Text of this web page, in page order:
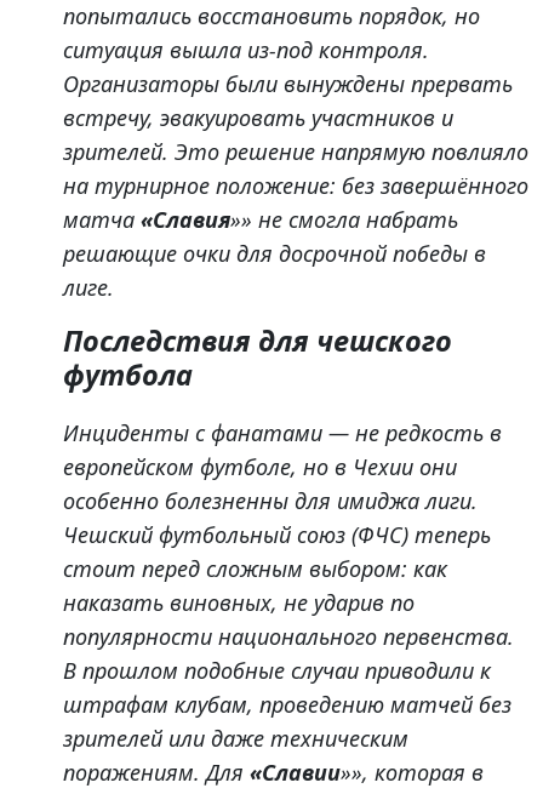
попытались восстановить порядок, но
ситуация вышла из-под контроля.
Организаторы были вынуждены прервать
встречу, эвакуировать участников и
зрителей. Это решение напрямую повлияло
на турнирное положение: без завершённого
матча «Славия»» не смогла набрать
решающие очки для досрочной победы в
лиге.
Последствия для чешского
футбола
Инциденты с фанатами — не редкость в
европейском футболе, но в Чехии они
особенно болезненны для имиджа лиги.
Чешский футбольный союз (ФЧС) теперь
стоит перед сложным выбором: как
наказать виновных, не ударив по
популярности национального первенства.
В прошлом подобные случаи приводили к
штрафам клубам, проведению матчей без
зрителей или даже техническим
поражениям. Для «Славии»», которая в